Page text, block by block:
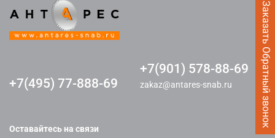
Заказать Обратный звонок
+7(495) 77-888-69
+7(901) 578-88-69
zakaz@antares-snab.ru
Оставайтесь на связи